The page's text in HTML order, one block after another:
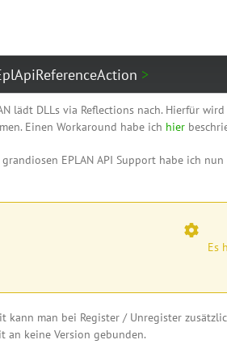
lädt DLLs via Reflections nach. Hierfür
Einen Workaround habe ich hier
grandiosen EPLAN API Support habe ich
Es
kann man bei Register / Unregister
an keine Version gebunden.